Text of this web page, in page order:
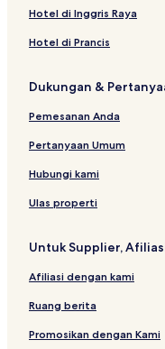
d
l
e
J
i
ř
Hotel di Inggris Raya
Hotel di Prancis
Dukungan &
Pemesanan Anda
Pertanyaan Umum
Hubungi kami
Ulas properti
Untuk Supplier,
Afiliasi dengan kami
Ruang berita
Promosikan dengan Kami